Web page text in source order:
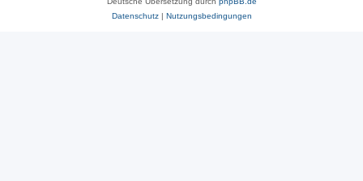
Datenschutz| Nutzungsbedingungen